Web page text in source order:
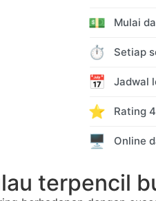
💵 Mulai
⏱️ Setiap
📅 Jadwal
⭐ Rating
🖥️ Online
terpencil